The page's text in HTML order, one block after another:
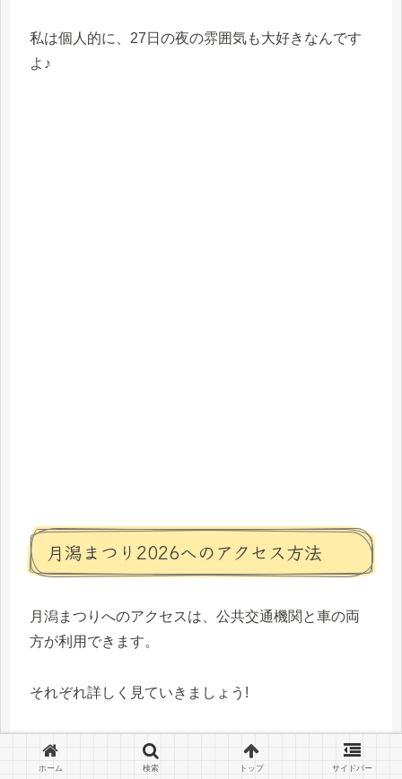
私は個人的に、27日の夜の雰囲気も大好きなんです
よ♪
月潟まつり2026へのアクセス方法
月潟まつりへのアクセスは、公共交通機関と車の両
方が利用できます。
それぞれ詳しく見ていきましょう!
バスでのアクセス
ホーム 検索 トップ サイドバー